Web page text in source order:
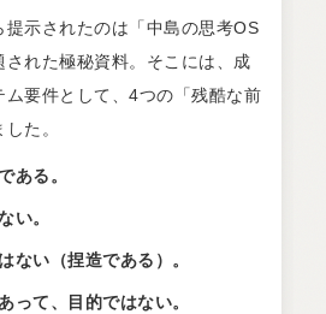
提示されたのは「中島の思考OS
された極秘資料。そこには、成
ム要件として、4つの「残酷な前
た。
ある。
い。
ない（捏造である）。
って、目的ではない。